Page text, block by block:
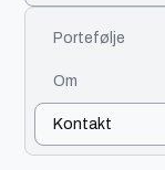
Portefølje
Om
Kontakt